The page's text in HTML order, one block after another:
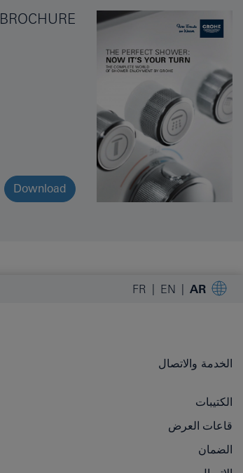
BROCHURE
Download
AR
EN
FR
الخدمة والاتصال
الكتيبات
قاعات العرض
الضمان